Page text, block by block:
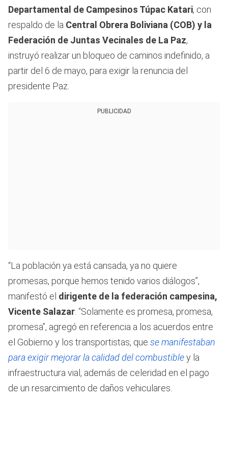
Departamental de Campesinos Túpac Katari, con
respaldo de la Central Obrera Boliviana (COB) y la
Federación de Juntas Vecinales de La Paz,
instruyó realizar un bloqueo de caminos indefinido, a
partir del 6 de mayo, para exigir la renuncia del
presidente Paz.
PUBLICIDAD
“La población ya está cansada, ya no quiere
promesas, porque hemos tenido varios diálogos”,
manifestó el dirigente de la federación campesina,
Vicente Salazar . “Solamente es promesa, promesa,
promesa”, agregó en referencia a los acuerdos entre
el Gobierno y los transportistas, que se manifestaban
para exigir mejorar la calidad del combustibley la
infraestructura vial, además de celeridad en el pago
de un resarcimiento de daños vehiculares.